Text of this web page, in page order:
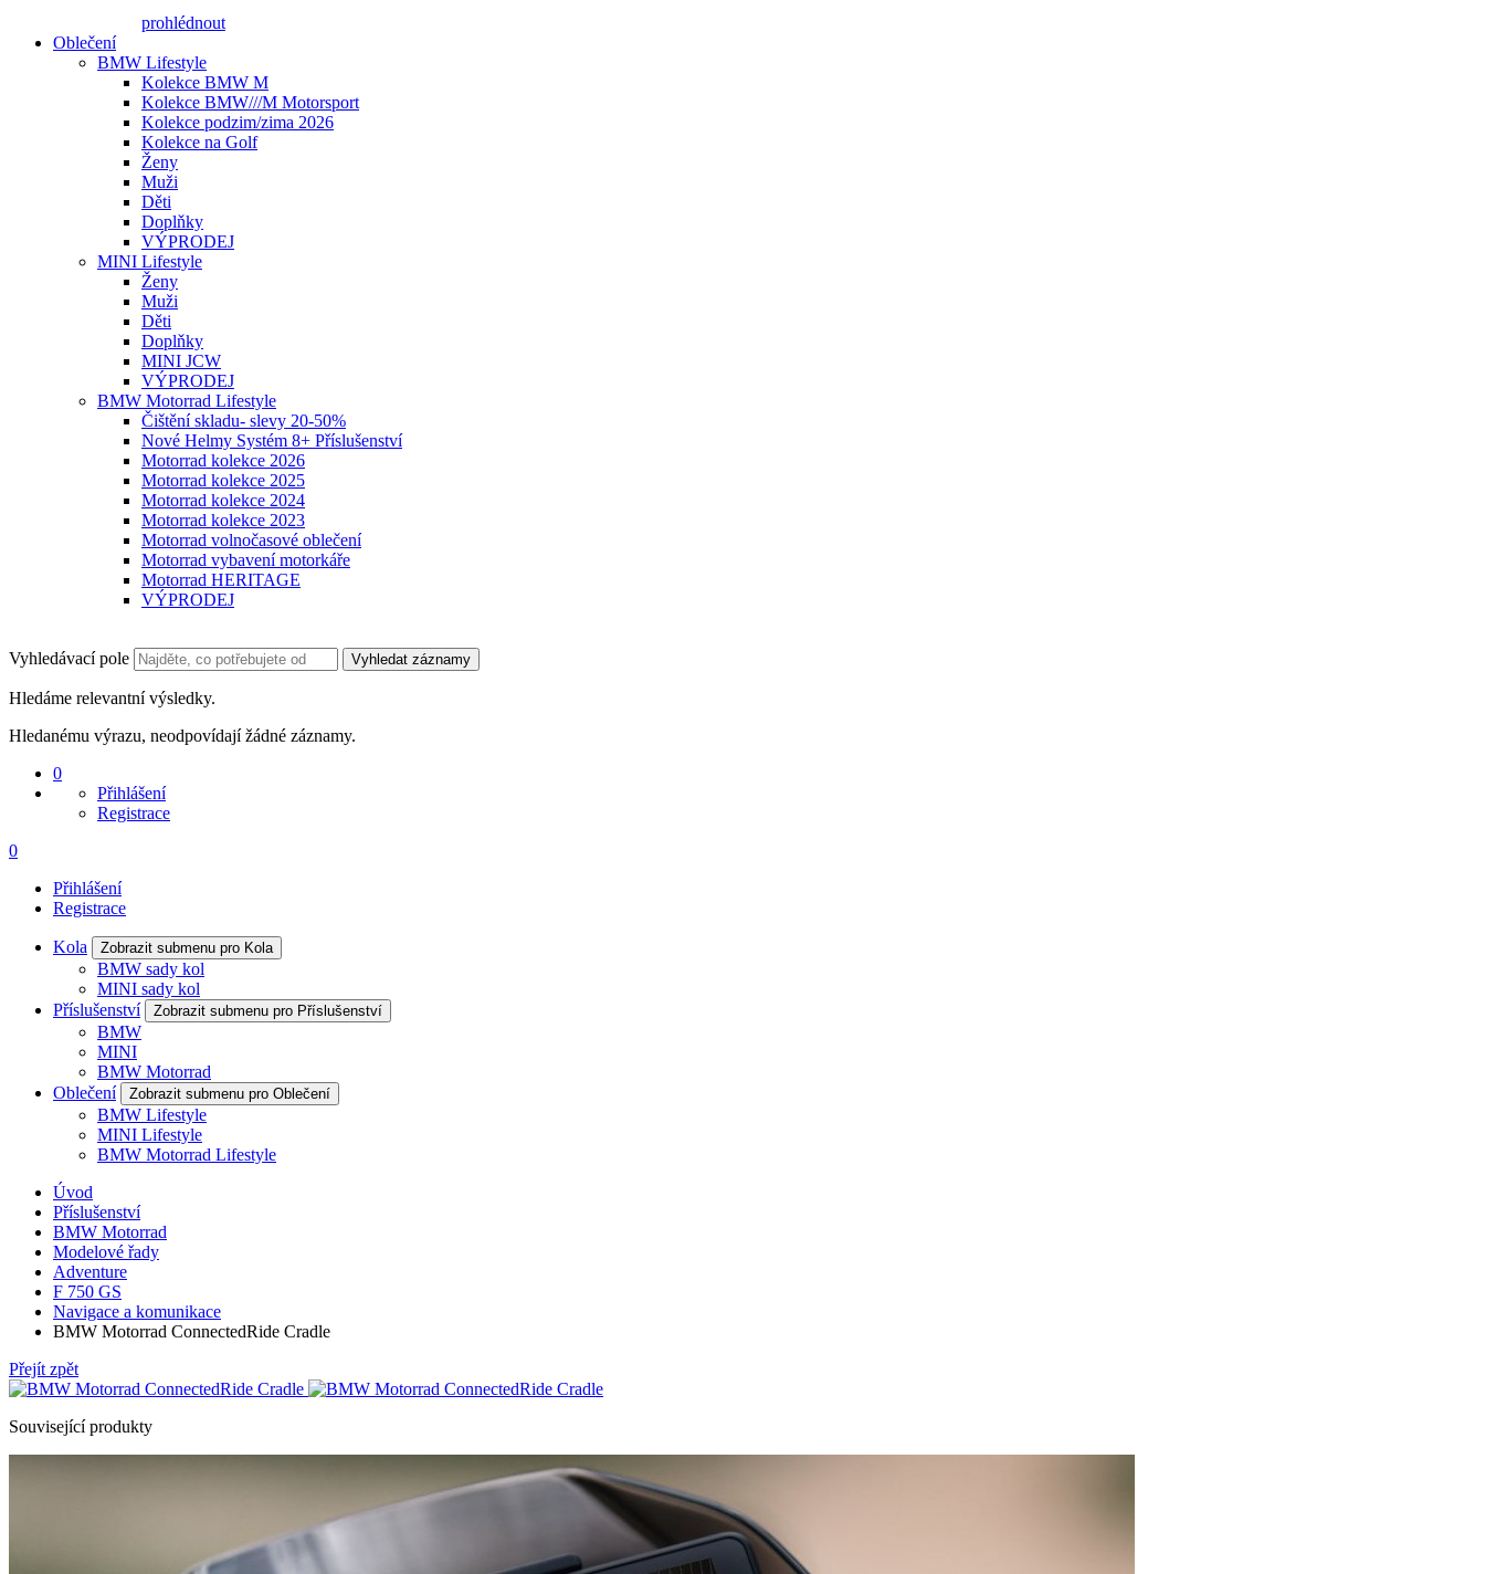
prohlédnout
Oblečení
BMW Lifestyle
Kolekce BMW M
Kolekce BMW///M Motorsport
Kolekce podzim/zima 2026
Kolekce na Golf
Ženy
Muži
Děti
Doplňky
VÝPRODEJ
MINI Lifestyle
Ženy
Muži
Děti
Doplňky
MINI JCW
VÝPRODEJ
BMW Motorrad Lifestyle
Čištění skladu- slevy 20-50%
Nové Helmy Systém 8+ Příslušenství
Motorrad kolekce 2026
Motorrad kolekce 2025
Motorrad kolekce 2024
Motorrad kolekce 2023
Motorrad volnočasové oblečení
Motorrad vybavení motorkáře
Motorrad HERITAGE
VÝPRODEJ
Vyhledávací pole Vyhledat záznamy
Hledáme relevantní výsledky.
Hledanému výrazu, neodpovídají žádné záznamy.
0
Přihlášení
Registrace
0
Přihlášení
Registrace
Kola Zobrazit submenu pro Kola
BMW sady kol
MINI sady kol
Příslušenství
Zobrazit submenu pro Příslušenství
BMW
MINI
BMW Motorrad
Oblečení
Zobrazit submenu pro Oblečení
BMW Lifestyle
MINI Lifestyle
BMW Motorrad Lifestyle
Úvod
Příslušenství
BMW Motorrad
Modelové řady
Adventure
F 750 GS
Navigace a komunikace
BMW Motorrad ConnectedRide Cradle
Přejít zpět
Související produkty